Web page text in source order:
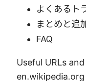
よくあるト
まとめと追
FAQ
Useful URLs